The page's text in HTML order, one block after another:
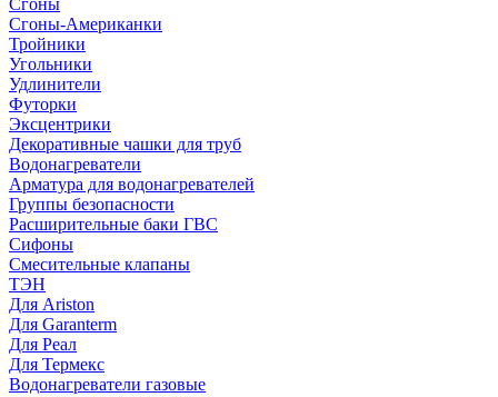
Сгоны-Американки
Тройники
Угольники
Удлинители
Футорки
Эксцентрики
Декоративные чашки для труб
Водонагреватели
Арматура для водонагревателей
Группы безопасности
Расширительные баки ГВС
Сифоны
Смесительные клапаны
ТЭН
Для Ariston
Для Garanterm
Для Реал
Для Термекс
Водонагреватели газовые